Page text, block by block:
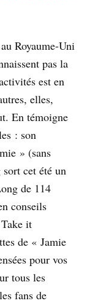
Royaume-Uni
pas la
est en
elles,
En témoigne
: son
» (sans
cet été un
de 114
conseils
it
de « Jamie
pour vos
tous les
fans de